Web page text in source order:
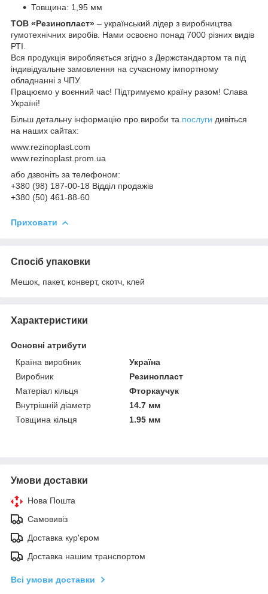
Товщина: 1,95 мм
ТОВ «Резинопласт» – український лідер з виробництва
гумотехнічних виробів. Нами освоєно понад 7000 різних видів
РТІ.
Вся продукція виробляється згідно з Держстандартом та під
індивідуальне замовлення на сучасному імпортному
обладнанні з ЧПУ.
Працюємо у воєнний час! Підтримуємо країну разом! Слава
Україні!
Більш детальну інформацію про вироби та послуги дивіться
на наших сайтах:
www.rezinoplast.com
www.rezinoplast.prom.ua
або дзвоніть за телефоном:
+380 (98) 187-00-18 Відділ продажів
+380 (50) 461-88-60
Приховати
Спосіб упаковки
Мешок, пакет, конверт, скотч, клей
Характеристики
Основні атрибути
Країна виробник
Україна
Виробник
Резинопласт
Матеріал кільця
Фторкаучук
Внутрішній діаметр
14.7 мм
Товщина кільця
1.95 мм
Умови доставки
Нова Пошта
Самовивіз
Доставка кур'єром
Доставка нашим транспортом
Всі умови доставки